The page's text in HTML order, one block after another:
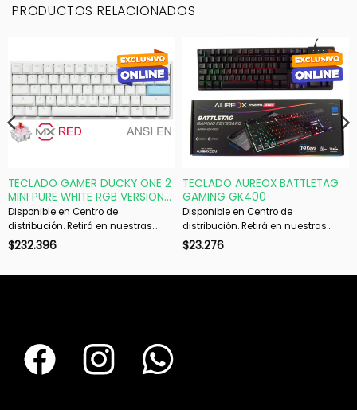
PRODUCTOS RELACIONADOS
TECLADO GAMER DUCKY ONE 2
MINI PURE WHITE RGB VERSION
GAMING CHERRY MX RED
DOUBLE-SHOT PBT MECANICO
Disponible en Centro de
distribución. Retirá en nuestras
sucursales en 48 hs hábiles. Si es
$232.396
TECLADO AUREOX BATTLETAG
GAMING GK400
Disponible en Centro de
distribución. Retirá en nuestras
sucursales en 48 hs hábiles. Si es
$23.276